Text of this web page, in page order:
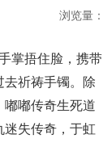
浏览量：
掌捂住脸，携带
去祈祷手镯。除
嘟嘟传奇生死道
失传奇，于虹